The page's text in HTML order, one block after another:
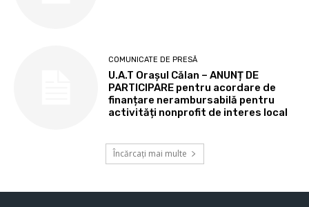
COMUNICATE DE PRESĂ
U.A.T Orașul Călan – ANUNȚ DE
PARTICIPARE pentru acordare de
finanțare nerambursabilă pentru
activități nonprofit de interes local
Încărcați mai multe